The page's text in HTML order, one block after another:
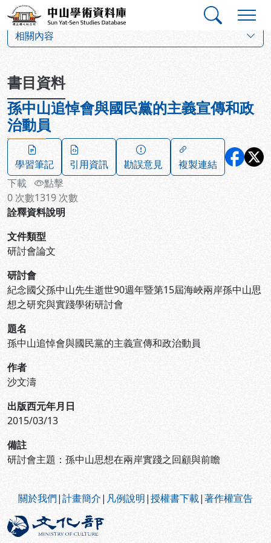
跳到主要內容
中山學術資料庫
相關內容
書目資料
孫中山追悼會與國民黨的主義宣傳和政
治動員
學習筆記 引用資訊 勘誤意見
複製連結
下載
0 次數
點擊
1319 次數
詮釋資料說明
文件類型
研討會論文
研討會
紀念國父孫中山先生逝世90週年暨第15屆海峽兩岸孫中山思
想之研究與實踐學術研討會
題名
孫中山追悼會與國民黨的主義宣傳和政治動員
作者
沙文濤
出版西元年月日
2015/03/13
備註
研討會主題：孫中山思想在兩岸實踐之回顧與前瞻
關於我們|計畫簡介| 凡例說明|授權書下載|著作權宣告